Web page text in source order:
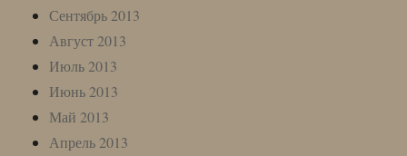
Сентябрь 2013
Август 2013
Июль 2013
Июнь 2013
Май 2013
Апрель 2013